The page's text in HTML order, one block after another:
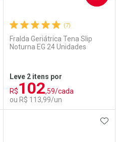
Comprar sem Desconto
Por R$ 99,90/cada
Comprar sem Desconto
Por R$ 99,90/cada
(7)
Fralda Geriátrica Tena Slip
Noturna EG 24 Unidades
Leve 2 itens por
R$102,59/cada
ou R$ 113,99/un
AOS FAVORITOS